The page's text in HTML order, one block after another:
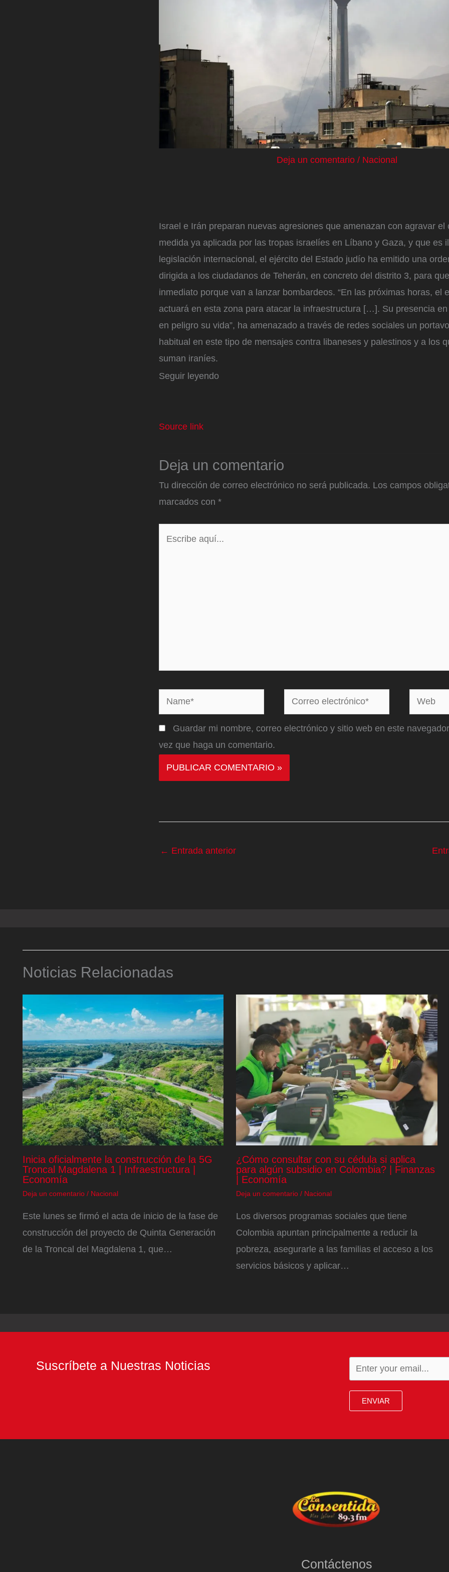
Deja un comentario / Nacional
Israel e Irán preparan nuevas agresiones que amenazan con agravar el
medida ya aplicada por las tropas israelíes en Líbano y Gaza, y que es
legislación internacional, el ejército del Estado judío ha emitido una
dirigida a los ciudadanos de Teherán, en concreto del distrito 3, para
inmediato porque van a lanzar bombardeos. “En las próximas horas, el
actuará en esta zona para atacar la infraestructura […]. Su presencia
en peligro su vida”, ha amenazado a través de redes sociales un
habitual en este tipo de mensajes contra libaneses y palestinos y a los
suman iraníes.
Seguir leyendo
Source link
Deja un comentario
Tu dirección de correo electrónico no será publicada. Los campos
marcados con *
Name*
Correo
electrónico*
Web
Guardar mi nombre, correo electrónico y sitio web en este
vez que haga un comentario.
← Entrada anterior
Noticias Relacionadas
Inicia oficialmente la construcción de la 5G
Troncal Magdalena 1 | Infraestructura |
Economía
Deja un comentario / Nacional
Este lunes se firmó el acta de inicio de la fase de
construcción del proyecto de Quinta Generación
de la Troncal del Magdalena 1, que…
¿Cómo consultar con su cédula si aplica
para algún subsidio en Colombia? | Finanzas
| Economía
Deja un comentario / Nacional
Los diversos programas sociales que tiene
Colombia apuntan principalmente a reducir la
pobreza, asegurarle a las familias el acceso a los
servicios básicos y aplicar…
Suscríbete a Nuestras Noticias
ENVIAR
Contáctenos